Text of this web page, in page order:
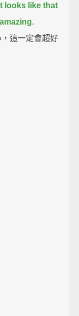
looks like that
這一定會超好